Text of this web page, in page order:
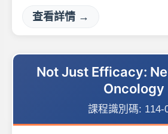
查看詳情 →
Not Just Efficacy:
Oncology
課程識別碼: 114-